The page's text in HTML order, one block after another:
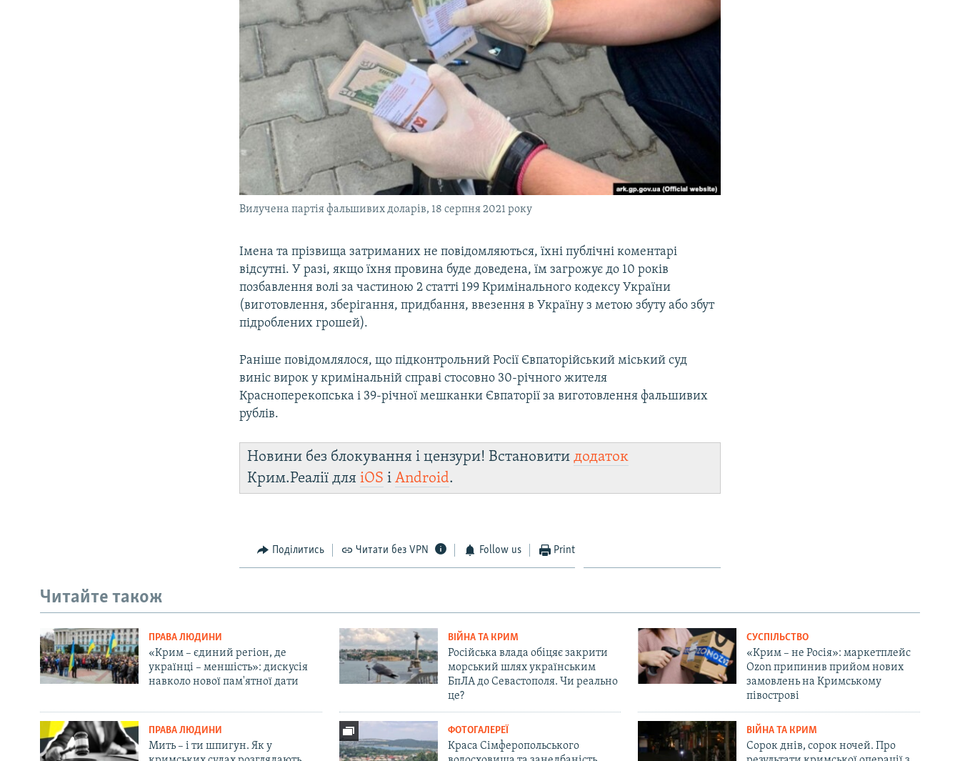
Вилучена партія фальшивих доларів, 18 серпня 2021 року
Імена та прізвища затриманих не повідомляються, їхні публічні коментарі
відсутні. У разі, якщо їхня провина буде доведена, їм загрожує до 10 років
позбавлення волі за частиною 2 статті 199 Кримінального кодексу України
(виготовлення, зберігання, придбання, ввезення в Україну з метою збуту або збут
підроблених грошей).
Раніше повідомлялося, що підконтрольний Росії Євпаторійський міський суд
виніс вирок у кримінальній справі стосовно 30-річного жителя
Красноперекопська і 39-річної мешканки Євпаторії за виготовлення фальшивих
рублів.​
Новини без блокування і цензури! Встановитидодаток
Крим.Реалії дляiOS іAndroid.
Поділитись Читати без VPN Follow us Print
Читайте також
ПРАВА ЛЮДИНИ
«Крим – єдиний регіон, де
українці – меншість»: дискусія
навколо нової пам'ятної дати
ВІЙНА ТА КРИМ
Російська влада обіцяє закрити
морський шлях українським
БпЛА до Севастополя. Чи реально
це?
СУСПІЛЬСТВО
«Крим – не Росія»: маркетплейс
Ozon припинив прийом нових
замовлень на Кримському
півострові
ПРАВА ЛЮДИНИ
Мить – і ти шпигун. Як у
ФОТОГАЛЕРЕЇ
Краса Сімферопольського
ВІЙНА ТА КРИМ
Сорок днів, сорок ночей. Про